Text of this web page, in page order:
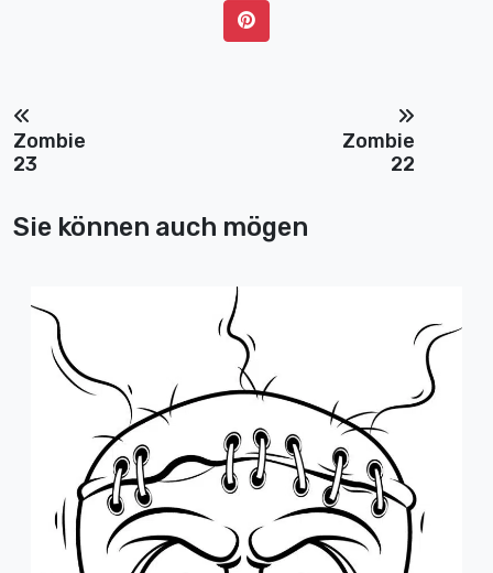
Zombie
23
Zombie
22
Sie können auch mögen